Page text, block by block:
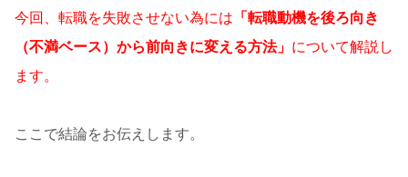
今回、転職を失敗させない為には 「転職動機を後ろ向き
（不満ベース）から前向きに変える方法」 について解説し
ます。
ここで結論をお伝えします。